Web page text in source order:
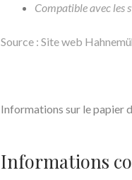
Compatible avec les
Source : Site web
Informations sur le papier
Informations